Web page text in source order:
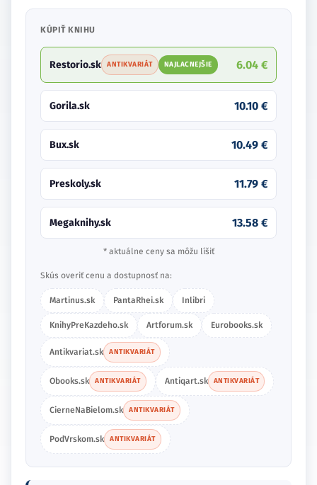
KÚPIŤ KNIHU
Restorio.sk ANTIKVARIÁT NAJLACNEJŠIE 6.04 €
Gorila.sk 10.10 €
Bux.sk 10.49 €
Preskoly.sk 11.79 €
Megaknihy.sk 13.58 €
* aktuálne ceny sa môžu líšiť
Skús overiť cenu a dostupnosť na:
Martinus.sk PantaRhei.sk Inlibri
KnihyPreKazdeho.sk Artforum.sk Eurobooks.sk
Antikvariat.sk ANTIKVARIÁT
Obooks.sk ANTIKVARIÁT Antiqart.sk ANTIKVARIÁT
CierneNaBielom.sk ANTIKVARIÁT
PodVrskom.sk ANTIKVARIÁT